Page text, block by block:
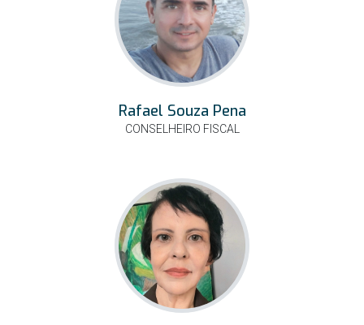
Rafael Souza Pena
CONSELHEIRO FISCAL